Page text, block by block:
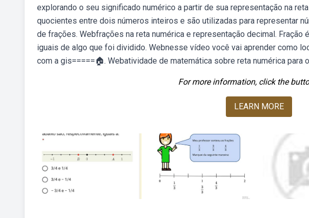
explorando o seu significado numérico a partir de sua representação na
quocientes entre dois números inteiros e são utilizadas para representar
de frações. Webfrações na reta numérica e representação decimal. Fração
iguais de algo que foi dividido. Webnesse vídeo você vai aprender como
com a gis=====🏠. Webatividade de matemática sobre reta numérica para
For more information, click the
LEARN MORE